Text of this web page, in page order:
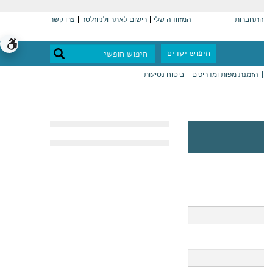
התחברות המזוודה שלי רישום לאתר ולניוזלטר צרו קשר
חיפוש יעדים
הזמנת מפות ומדריכים ביטוח נסיעות